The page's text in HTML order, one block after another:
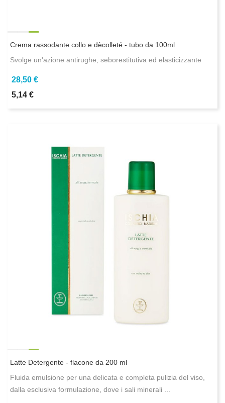
Crema rassodante collo e dècolleté - tubo da 100ml
Svolge un'azione antirughe, seborestitutiva ed elasticizzante
28,50 €
5,14 €
Latte Detergente - flacone da 200 ml
Fluida emulsione per una delicata e completa pulizia del viso,
dalla esclusiva formulazione, dove i sali minerali ...